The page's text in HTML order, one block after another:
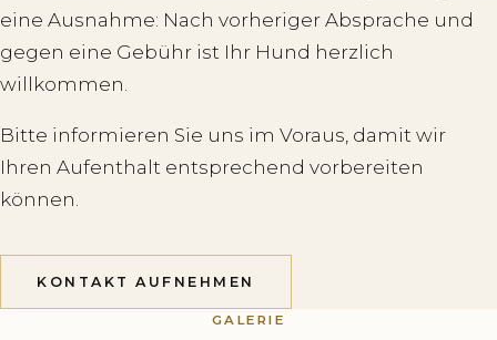
eine Ausnahme: Nach vorheriger Absprache und
gegen eine Gebühr ist Ihr Hund herzlich
willkommen.
Bitte informieren Sie uns im Voraus, damit wir
Ihren Aufenthalt entsprechend vorbereiten
können.
KONTAKT AUFNEHMEN
GALERIE